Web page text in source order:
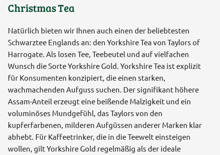
Christmas Tea
Natürlich bieten wir Ihnen auch einen der beliebtesten
Schwarztee Englands an: den Yorkshire Tea von Taylors of
Harrogate. Als losen Tee, Teebeutel und auf vielfachen
Wunsch die Sorte Yorkshire Gold. Yorkshire Tea ist explizit
für Konsumenten konzipiert, die einen starken,
wachmachenden Aufguss suchen. Der signifikant höhere
Assam-Anteil erzeugt eine beißende Malzigkeit und ein
voluminöses Mundgefühl, das Taylors von den
kupferfarbenen, milderen Aufgüssen anderer Marken klar
abhebt. Für Kaffeetrinker, die in die Teewelt einsteigen
wollen, gilt Yorkshire Gold regelmäßig als der ideale